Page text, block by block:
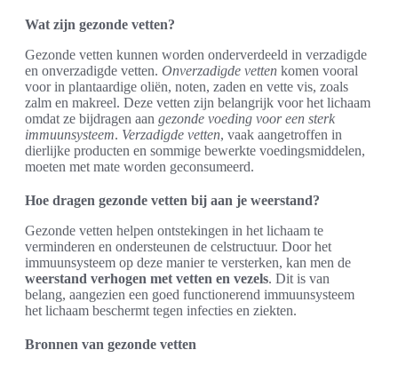
Wat zijn gezonde vetten?
Gezonde vetten kunnen worden onderverdeeld in verzadigde
en onverzadigde vetten. Onverzadigde vetten komen vooral
voor in plantaardige oliën, noten, zaden en vette vis, zoals
zalm en makreel. Deze vetten zijn belangrijk voor het lichaam
omdat ze bijdragen aan gezonde voeding voor een sterk
immuunsysteem. Verzadigde vetten, vaak aangetroffen in
dierlijke producten en sommige bewerkte voedingsmiddelen,
moeten met mate worden geconsumeerd.
Hoe dragen gezonde vetten bij aan je weerstand?
Gezonde vetten helpen ontstekingen in het lichaam te
verminderen en ondersteunen de celstructuur. Door het
immuunsysteem op deze manier te versterken, kan men de
weerstand verhogen met vetten en vezels. Dit is van
belang, aangezien een goed functionerend immuunsysteem
het lichaam beschermt tegen infecties en ziekten.
Bronnen van gezonde vetten